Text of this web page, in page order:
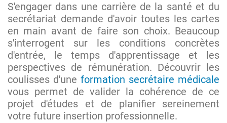
S'engager dans une carrière de la santé et du
secrétariat demande d'avoir toutes les cartes
en main avant de faire son choix. Beaucoup
s'interrogent sur les conditions concrètes
d'entrée, le temps d'apprentissage et les
perspectives de rémunération. Découvrir les
coulisses d'une formation secrétaire médicale
vous permet de valider la cohérence de ce
projet d'études et de planifier sereinement
votre future insertion professionnelle.